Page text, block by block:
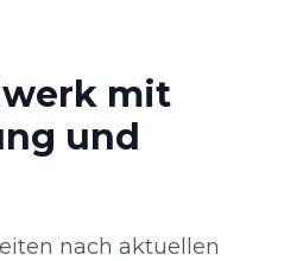
mit
und
nach aktuellen